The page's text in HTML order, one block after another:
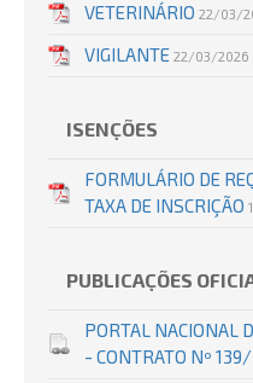
VETERINÁRIO 22/03/
VIGILANTE 22/03/2026
ISENÇÕES
FORMULÁRIO DE
TAXA DE INSCRIÇÃO
PUBLICAÇÕES
PORTAL NACIONAL
- CONTRATO Nº